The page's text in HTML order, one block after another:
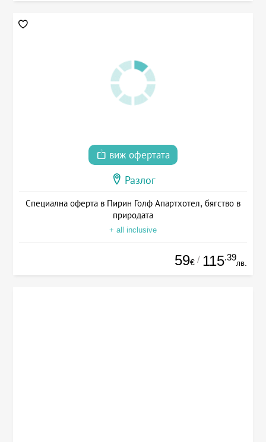
виж офертата
Разлог
Специална оферта в Пирин Голф Апартхотел, бягство в
природата
+ all inclusive
59€ / 115.39
лв.